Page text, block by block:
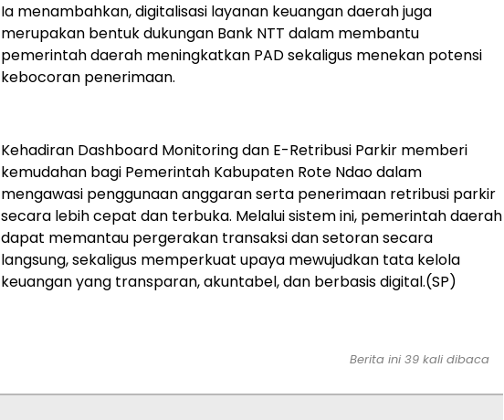
Ia menambahkan, digitalisasi layanan keuangan daerah juga
merupakan bentuk dukungan Bank NTT dalam membantu
pemerintah daerah meningkatkan PAD sekaligus menekan potensi
kebocoran penerimaan.
Kehadiran Dashboard Monitoring dan E-Retribusi Parkir memberi
kemudahan bagi Pemerintah Kabupaten Rote Ndao dalam
mengawasi penggunaan anggaran serta penerimaan retribusi parkir
secara lebih cepat dan terbuka. Melalui sistem ini, pemerintah daerah
dapat memantau pergerakan transaksi dan setoran secara
langsung, sekaligus memperkuat upaya mewujudkan tata kelola
keuangan yang transparan, akuntabel, dan berbasis digital.(SP)
Berita ini 39 kali dibaca